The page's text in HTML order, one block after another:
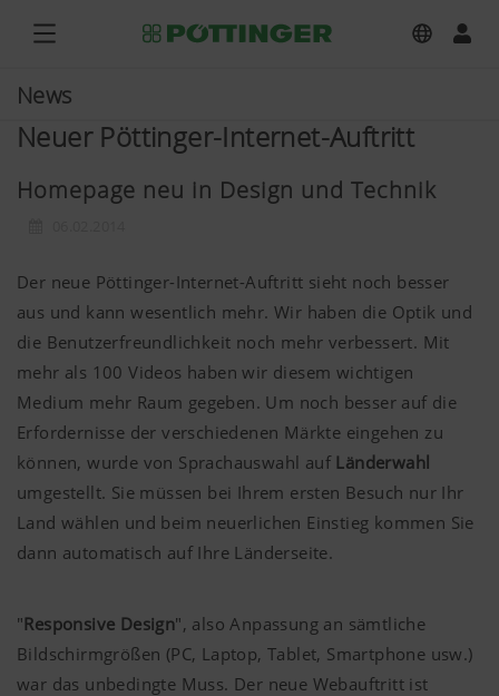
News
Neuer Pöttinger-Internet-Auftritt
Homepage neu in Design und Technik
Der neue Pöttinger-Internet-Auftritt sieht noch besser
aus und kann wesentlich mehr. Wir haben die Optik und
die Benutzerfreundlichkeit noch mehr verbessert. Mit
mehr als 100 Videos haben wir diesem wichtigen
Medium mehr Raum gegeben. Um noch besser auf die
Erfordernisse der verschiedenen Märkte eingehen zu
können, wurde von Sprachauswahl auf Länderwahl
umgestellt. Sie müssen bei Ihrem ersten Besuch nur Ihr
Land wählen und beim neuerlichen Einstieg kommen Sie
dann automatisch auf Ihre Länderseite.
"Responsive Design", also Anpassung an sämtliche
Bildschirmgrößen (PC, Laptop, Tablet, Smartphone usw.)
war das unbedingte Muss. Der neue Webauftritt ist